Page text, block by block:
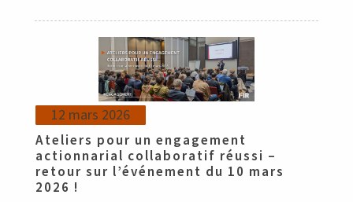
12 mars 2026
Ateliers pour un engagement
actionnarial collaboratif réussi –
retour sur l’événement du 10 mars
2026 !